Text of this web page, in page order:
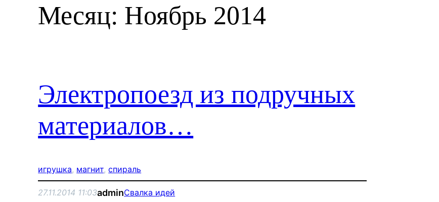
Месяц: Ноябрь 2014
Электропоезд из подручных
материалов…
игрушка, магнит, спираль
27.11.2014 11:03adminСвалка идей